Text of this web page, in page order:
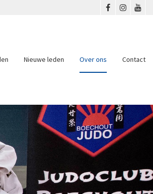
Nieuwe leden Over ons Contact